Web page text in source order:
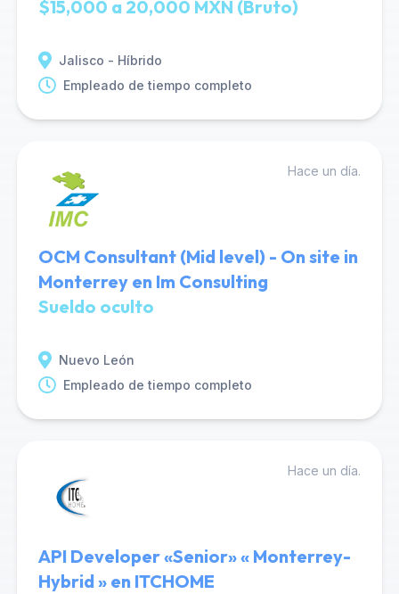
$15,000 a 20,000 MXN (Bruto)
Jalisco - Híbrido
Empleado de tiempo completo
Hace un día.
OCM Consultant (Mid level) - On site in
Monterrey en Im Consulting
Sueldo oculto
Nuevo León
Empleado de tiempo completo
Hace un día.
API Developer «Senior» « Monterrey-
Hybrid » en ITCHOME